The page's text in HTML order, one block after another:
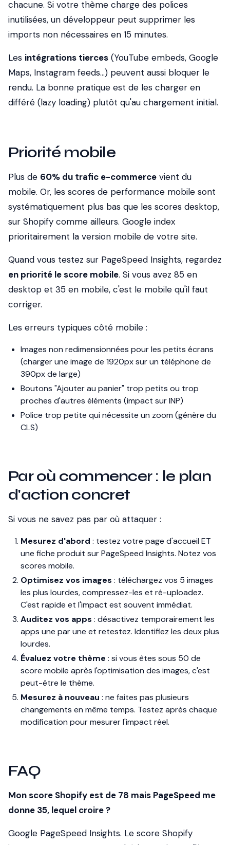
chacune. Si votre thème charge des polices
inutilisées, un développeur peut supprimer les
imports non nécessaires en 15 minutes.
Les intégrations tierces (YouTube embeds, Google
Maps, Instagram feeds...) peuvent aussi bloquer le
rendu. La bonne pratique est de les charger en
différé (lazy loading) plutôt qu'au chargement initial.
Priorité mobile
Plus de 60% du trafic e-commerce vient du
mobile. Or, les scores de performance mobile sont
systématiquement plus bas que les scores desktop,
sur Shopify comme ailleurs. Google index
prioritairement la version mobile de votre site.
Quand vous testez sur PageSpeed Insights, regardez
en priorité le score mobile. Si vous avez 85 en
desktop et 35 en mobile, c'est le mobile qu'il faut
corriger.
Les erreurs typiques côté mobile :
Images non redimensionnées pour les petits écrans
(charger une image de 1920px sur un téléphone de
390px de large)
Boutons "Ajouter au panier" trop petits ou trop
proches d'autres éléments (impact sur INP)
Police trop petite qui nécessite un zoom (génère du
CLS)
Par où commencer : le plan
d'action concret
Si vous ne savez pas par où attaquer :
Mesurez d'abord : testez votre page d'accueil ET
une fiche produit sur PageSpeed Insights. Notez vos
scores mobile.
Optimisez vos images : téléchargez vos 5 images
les plus lourdes, compressez-les et ré-uploadez.
C'est rapide et l'impact est souvent immédiat.
Auditez vos apps : désactivez temporairement les
apps une par une et retestez. Identifiez les deux plus
lourdes.
Évaluez votre thème : si vous êtes sous 50 de
score mobile après l'optimisation des images, c'est
peut-être le thème.
Mesurez à nouveau : ne faites pas plusieurs
changements en même temps. Testez après chaque
modification pour mesurer l'impact réel.
FAQ
Mon score Shopify est de 78 mais PageSpeed me
donne 35, lequel croire ?
Google PageSpeed Insights. Le score Shopify